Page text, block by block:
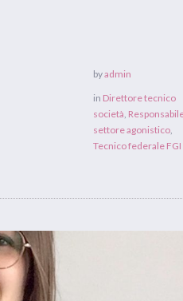
byadmin
in Direttore tecnico
società
settore agonistico
Tecnico federale FGI